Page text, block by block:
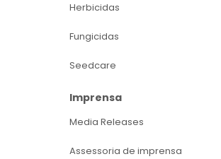
Herbicidas
Fungicidas
Seedcare
Imprensa
Media Releases
Assessoria de imprensa